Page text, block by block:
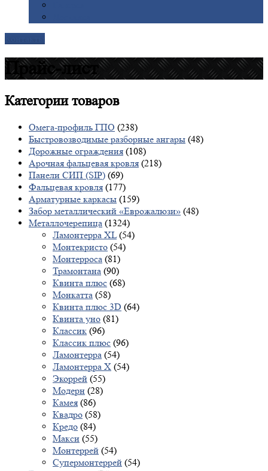
Прайс-лист
Категориитоваров
Омега-профиль ГПО (238)
Быстровозводимые разборные ангары (48)
Дорожные ограждения (108)
Арочная фальцевая кровля (218)
Панели СИП (SIP) (69)
Фальцевая кровля (177)
Арматурные каркасы (159)
Забор металлический «Еврожалюзи» (48)
Металлочерепица (1324)
Ламонтерра XL (54)
Монтекристо (54)
Монтерроса (81)
Трамонтана (90)
Квинта плюс (68)
Монкатта (58)
Квинта плюс 3D (64)
Квинта уно (81)
Классик (96)
Классик плюс (96)
Ламонтерра (54)
Ламонтерра X (54)
Экоррей (55)
Модерн (28)
Камея (86)
Квадро (58)
Кредо (84)
Макси (55)
Монтеррей (54)
Супермонтеррей (54)